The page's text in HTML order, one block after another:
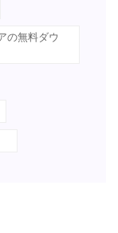
の無料ダウ